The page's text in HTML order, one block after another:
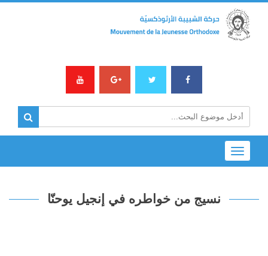
Toggle
navigation
نسيج من خواطره في إنجيل يوحنّا